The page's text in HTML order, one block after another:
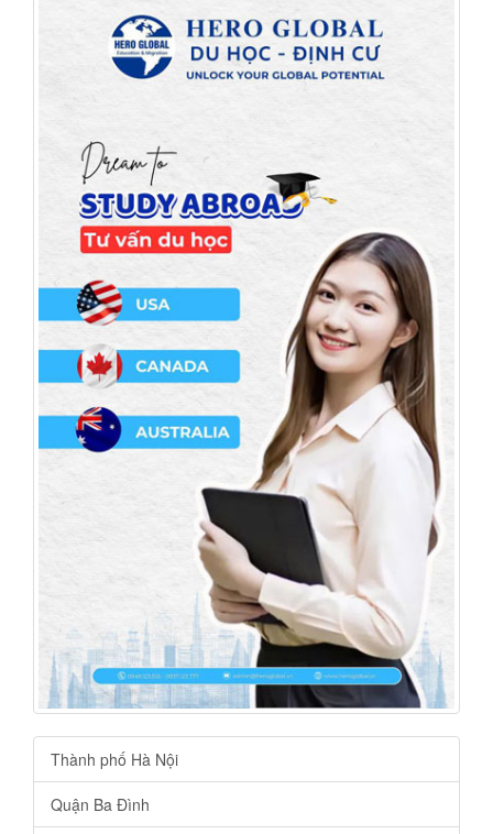
Thành phố Hà Nội
Quận Ba Đình